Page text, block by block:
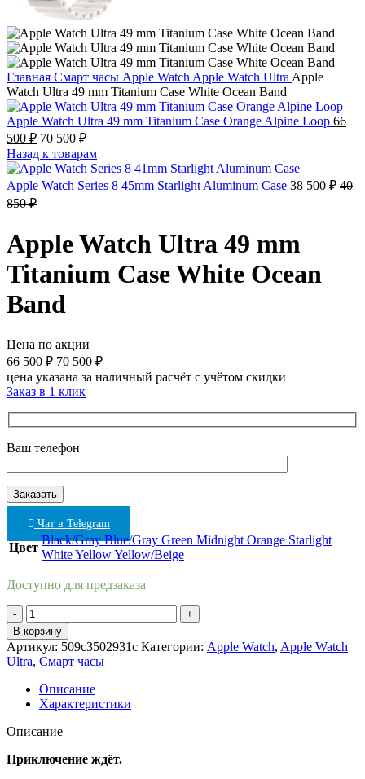
Главная Смарт часы Apple Watch Apple Watch Ultra Apple
Watch Ultra 49 mm Titanium Case White Ocean Band
Apple Watch Ultra 49 mm Titanium Case Orange Alpine Loop 66
500 ₽ 70 500₽
Назад к товарам
Apple Watch Series 8 45mm Starlight Aluminum Case 38 500 ₽ 40
850₽
Apple Watch Ultra 49 mm
Titanium Case White Ocean
Band
Цена по акции
66 500 ₽ 70 500 ₽
цена указана за наличный расчёт с учётом скидки
Заказ в 1 клик
Ваш телефон
Чат в Telegram
Цвет
Black/GrayBlue/Gray Green MidnightOrange Starlight
WhiteYellowYellow/Beige
Доступно для предзаказа
Количество
товара
Apple
Watch
Ultra
49
mm
Titanium
Case
Ocean
В корзину
Артикул: 509c3502931c Категории: Apple Watch, Apple Watch
Ultra, Смарт часы
Описание
Характеристики
Описание
Приключение ждёт.